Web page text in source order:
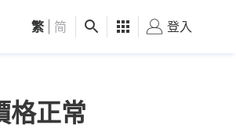
觀點 健康 好食玩飛
繁 简 登入
格正常